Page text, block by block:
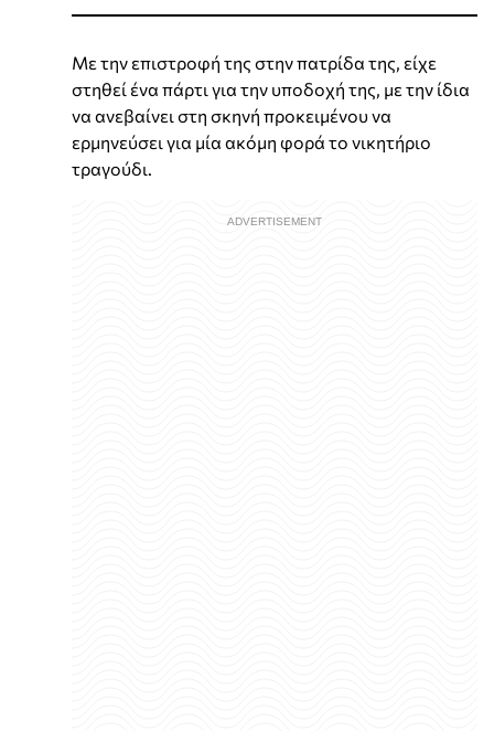
Με την επιστροφή της στην πατρίδα της, είχε
στηθεί ένα πάρτι για την υποδοχή της, με την ίδια
να ανεβαίνει στη σκηνή προκειμένου να
ερμηνεύσει για μία ακόμη φορά το νικητήριο
τραγούδι.